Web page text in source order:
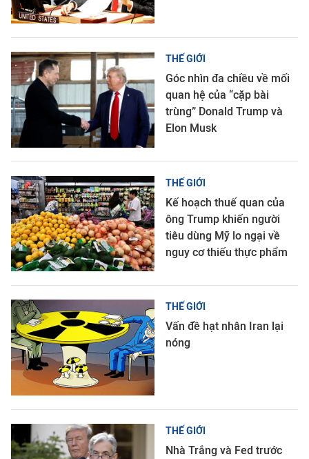
THẾ GIỚI
Góc nhìn đa chiều về mối
quan hệ của “cặp bài
trùng” Donald Trump và
Elon Musk
THẾ GIỚI
Kế hoạch thuế quan của
ông Trump khiến người
tiêu dùng Mỹ lo ngại về
nguy cơ thiếu thực phẩm
THẾ GIỚI
Vấn đề hạt nhân Iran lại
nóng
THẾ GIỚI
Nhà Trắng và Fed trước